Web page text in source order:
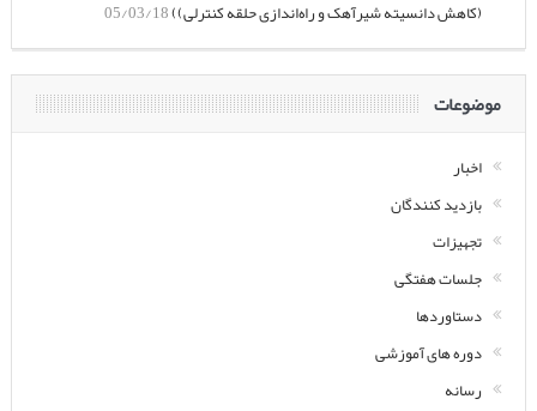
(کاهش دانسیته شیرآهک و راه‌اندازی حلقه کنترلی))05/03/18
موضوعات
اخبار
بازدید کنندگان
تجهیزات
جلسات هفتگی
دستاوردها
دوره های آموزشی
رسانه